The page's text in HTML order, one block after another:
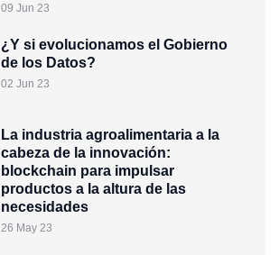
09 Jun 23
¿Y si evolucionamos el Gobierno
de los Datos?
02 Jun 23
La industria agroalimentaria a la
cabeza de la innovación:
blockchain para impulsar
productos a la altura de las
necesidades
26 May 23